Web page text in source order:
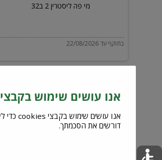
מי פה ליסטרין 2 ב32
בתוקף עד 22/08/2026
אנו עושים שימוש בקבצי cookies כדי לשפר את השירות וחוויית המשתמש
דורשים את הסכמתך.